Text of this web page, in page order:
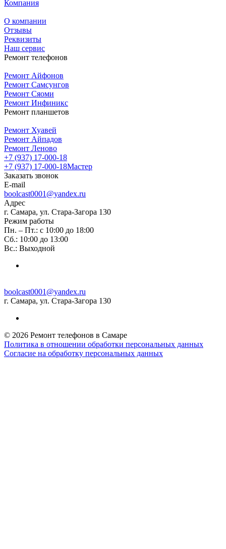
Компания
О компании
Отзывы
Реквизиты
Наш сервис
Ремонт телефонов
Ремонт Айфонов
Ремонт Самсунгов
Ремонт Сяоми
Ремонт Инфиникс
Ремонт планшетов
Ремонт Хуавей
Ремонт Айпадов
Ремонт Леново
+7 (937) 17-000-18
+7 (937) 17-000-18Мастер
Заказать звонок
E-mail
boolcast0001@yandex.ru
Адрес
г. Самара, ул. Стара-Загора 130
Режим работы
Пн. – Пт.: с 10:00 до 18:00
Сб.: 10:00 до 13:00
Вс.: Выходной
boolcast0001@yandex.ru
г. Самара, ул. Стара-Загора 130
© 2026 Ремонт телефонов в Самаре
Политика в отношении обработки персональных данных
Согласие на обработку персональных данных